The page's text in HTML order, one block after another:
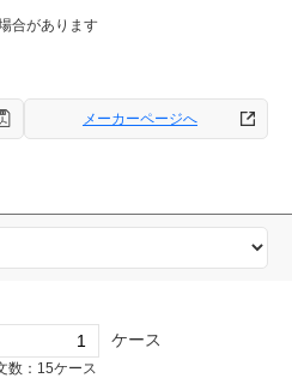
合があります
メーカーページへ
ケース
数：15ケース